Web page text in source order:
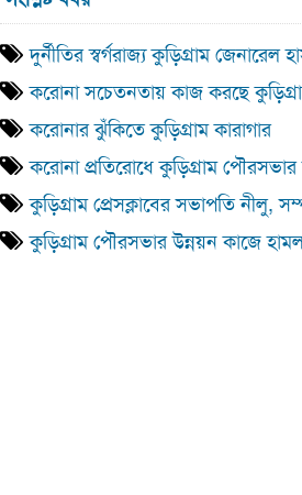
দুর্নীতির স্বর্গরাজ্য কুড়িগ্রাম জেনারেল
করোনা সচেতনতায় কাজ করছে
করোনার ঝুঁকিতে কুড়িগ্রাম কারাগার
করোনা প্রতিরোধে কুড়িগ্রাম পৌরসভার
কুড়িগ্রাম প্রেসক্লাবের সভাপতি নীলু,
কুড়িগ্রাম পৌরসভার উন্নয়ন কাজে